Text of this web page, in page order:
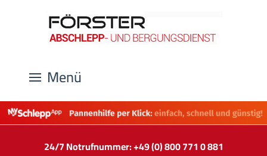
Menü
24/7 Notrufnummer: +49 (0) 800 771 0 881